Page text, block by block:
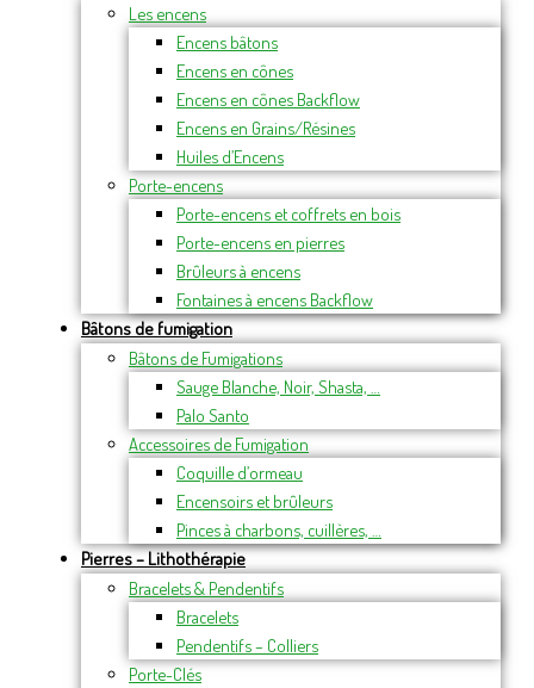
Les encens
Encens bâtons
Encens en cônes
Encens en cônes Backflow
Encens en Grains/Résines
Huiles d’Encens
Porte-encens
Porte-encens et coffrets en bois
Porte-encens en pierres
Brûleurs à encens
Fontaines à encens Backflow
Bâtons de fumigation
Bâtons de Fumigations
Sauge Blanche, Noir, Shasta, …
Palo Santo
Accessoires de Fumigation
Coquille d’ormeau
Encensoirs et brûleurs
Pinces à charbons, cuillères, …
Pierres – Lithothérapie
Bracelets & Pendentifs
Bracelets
Pendentifs – Colliers
Porte-Clés